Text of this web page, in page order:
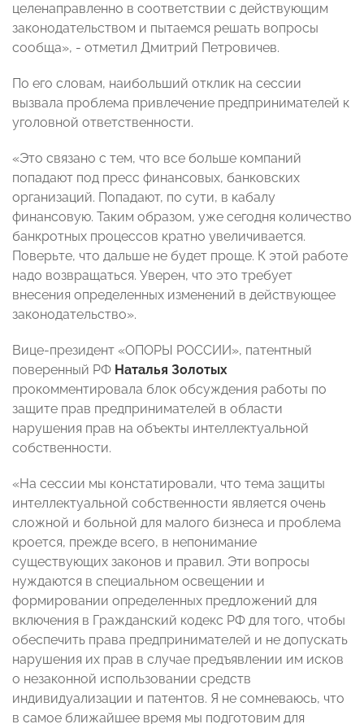
целенаправленно в соответствии с действующим
законодательством и пытаемся решать вопросы
сообща», - отметил Дмитрий Петровичев.
По его словам, наибольший отклик на сессии
вызвала проблема привлечение предпринимателей к
уголовной ответственности.
«Это связано с тем, что все больше компаний
попадают под пресс финансовых, банковских
организаций. Попадают, по сути, в кабалу
финансовую. Таким образом, уже сегодня количество
банкротных процессов кратно увеличивается.
Поверьте, что дальше не будет проще. К этой работе
надо возвращаться. Уверен, что это требует
внесения определенных изменений в действующее
законодательство».
Вице-президент «ОПОРЫ РОССИИ», патентный
поверенный РФ Наталья Золотых
прокомментировала блок обсуждения работы по
защите прав предпринимателей в области
нарушения прав на объекты интеллектуальной
собственности.
«На сессии мы констатировали, что тема защиты
интеллектуальной собственности является очень
сложной и больной для малого бизнеса и проблема
кроется, прежде всего, в непонимание
существующих законов и правил. Эти вопросы
нуждаются в специальном освещении и
формировании определенных предложений для
включения в Гражданский кодекс РФ для того, чтобы
обеспечить права предпринимателей и не допускать
нарушения их прав в случае предъявлении им исков
о незаконной использовании средств
индивидуализации и патентов. Я не сомневаюсь, что
в самое ближайшее время мы подготовим для